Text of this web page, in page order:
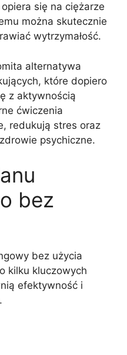
się na ciężarze
można skutecznie
wytrzymałość.
alternatywa
które dopiero
z aktywnością
ćwiczenia
redukują stres oraz
psychiczne.
bez
bez użycia
kilku kluczowych
efektywność i